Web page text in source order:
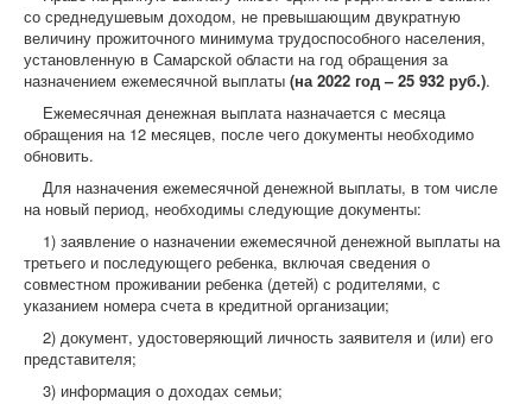
со среднедушевым доходом, не превышающим двукратную
величину прожиточного минимума трудоспособного населения,
установленную в Самарской области на год обращения за
назначением ежемесячной выплаты (на 2022 год – 25 932 руб.).
Ежемесячная денежная выплата назначается с месяца
обращения на 12 месяцев, после чего документы необходимо
обновить.
Для назначения ежемесячной денежной выплаты, в том числе
на новый период, необходимы следующие документы:
1) заявление о назначении ежемесячной денежной выплаты на
третьего и последующего ребенка, включая сведения о
совместном проживании ребенка (детей) с родителями, с
указанием номера счета в кредитной организации;
2) документ, удостоверяющий личность заявителя и (или) его
представителя;
3) информация о доходах семьи;